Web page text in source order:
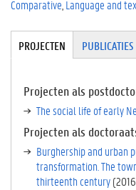
Comparative Language and
Tabgroup
PROJECTEN
TI
E
V
E
T
A
B
PUBLICATIES
Projecten als
The social life of early
Projecten als
Burghership and urban
transformation. The
thirteenth century(2016